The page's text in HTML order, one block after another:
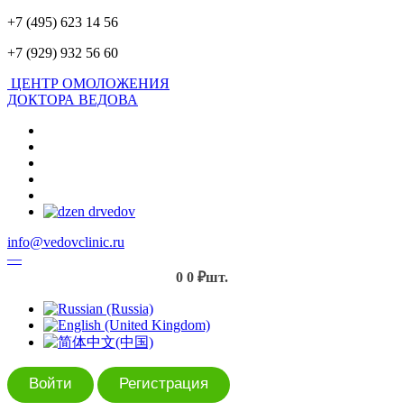
+7 (495) 623 14 56
+7 (929) 932 56 60
ЦЕНТР ОМОЛОЖЕНИЯ
ДОКТОРА ВЕДОВА
info@vedovclinic.ru
—
0 0 ₽шт.
Войти Регистрация